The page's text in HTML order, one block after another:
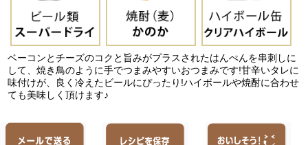
ベーコンとチーズのコクと旨みがプラスされたはんぺんを串刺しに
して、焼き鳥のように手でつまみやすいおつまみです!甘辛いタレに
味付けが、良く冷えたビールにぴったり!ハイボールや焼酎に合わせ
ても美味しく頂けます♪